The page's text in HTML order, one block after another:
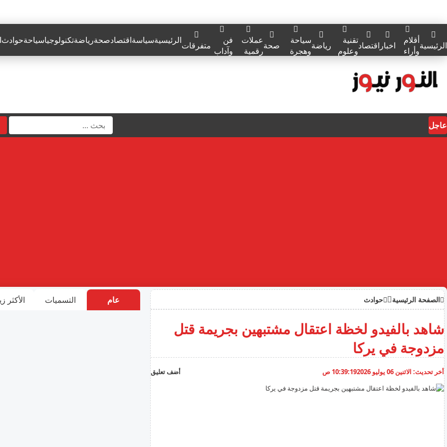
الرئيسيةأقلام
وأراء
اخبار اقتصادتقنية
وعلوم
رياضةسياحة
وهجرة
صحةعملات
رقمية
فن
وآداب متفرقاتالرئيسيةسياسةاقتصادصحةرياضةتكنولوجياسياحةحوادث
عاجل
الصفحة الرئيسية حوادث
شاهد بالفيدو لخظة اعتقال مشتبهين بجريمة قتل
مزدوجة في يركا
أخر تحديث: الاثنين 06 يوليو 2026 10:39:19 ص أضف تعليق
عام التسميات الأكثر